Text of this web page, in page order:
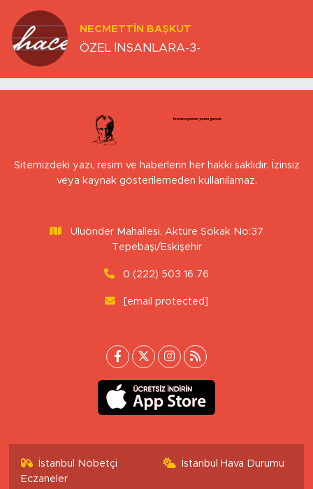
NECMETTIN BAŞKUT
ÖZEL İNSANLARA-3-
Sitemizdeki yazı, resim ve haberlerin her hakkı saklıdır. İzinsiz
veya kaynak gösterilemeden kullanılamaz.
Uluönder Mahallesi, Aktüre Sokak No:37
Tepebaşı/Eskişehir
0 (222) 503 16 76
[email protected]
İstanbul Nöbetçi
Eczaneler
İstanbul Hava Durumu